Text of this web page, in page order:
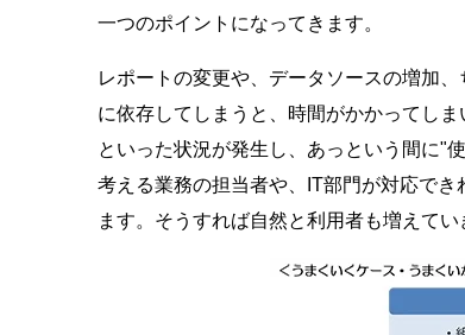
一つのポイントになってきます。
レポートの変更や、データソースの増加
に依存してしまうと、時間がかかってし
といった状況が発生し、あっという間に"
考える業務の担当者や、IT部門が対応で
ます。そうすれば自然と利用者も増えてい